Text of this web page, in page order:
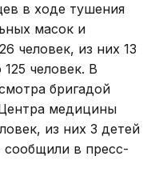
в ходе тушения
масок и
человек, из них 13
человек. В
бригадой
медицины
из них 3 детей
сообщили в пресс-